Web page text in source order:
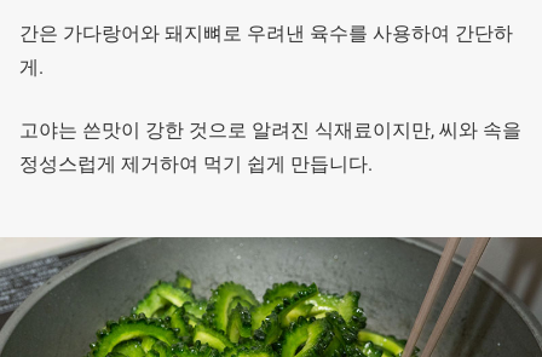
간은 가다랑어와 돼지뼈로 우려낸 육수를 사용하여 간단하
게.
고야는 쓴맛이 강한 것으로 알려진 식재료이지만, 씨와 속을
정성스럽게 제거하여 먹기 쉽게 만듭니다.